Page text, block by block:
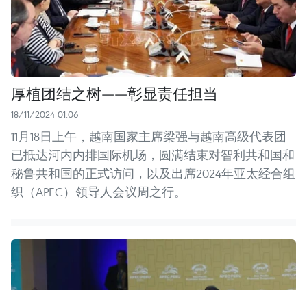
厚植团结之树——彰显责任担当
18/11/2024 01:06
11月18日上午，越南国家主席梁强与越南高级代表团
已抵达河内内排国际机场，圆满结束对智利共和国和
秘鲁共和国的正式访问，以及出席2024年亚太经合组
织（APEC）领导人会议周之行。